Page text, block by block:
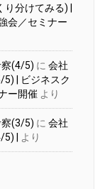
分けてみる) |
会／セミナー
察(4/5) に 会社
| ビジネスク
ー開催 より
察(3/5) に 会社
|
より